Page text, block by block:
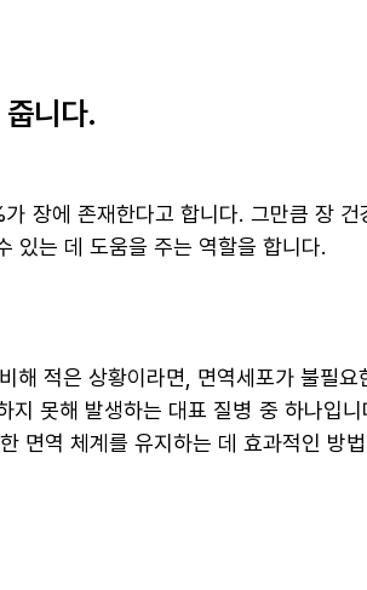
니다.
장에 존재한다고 합니다. 그만큼 장
있는 데 도움을 주는 역할을 합니다.
해 적은 상황이라면, 면역세포가 불필
지 못해 발생하는 대표 질병 중 하나입
면역 체계를 유지하는 데 효과적인 방